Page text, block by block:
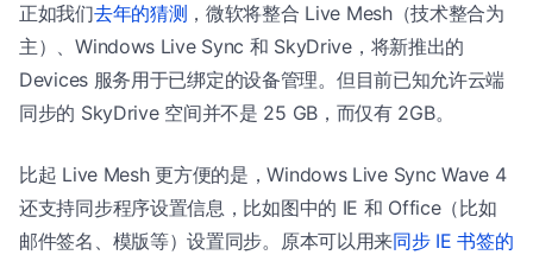
正如我们去年的猜测 ，微软将整合 Live Mesh（技术整合为
主）、Windows Live Sync 和 SkyDrive，将新推出的
Devices 服务用于已绑定的设备管理。但目前已知允许云端
同步的 SkyDrive 空间并不是 25 GB，而仅有 2GB。
比起 Live Mesh 更方便的是，Windows Live Sync Wave 4
还支持同步程序设置信息，比如图中的 IE 和 Office（比如
邮件签名、模版等）设置同步。原本可以用来同步 IE 书签的